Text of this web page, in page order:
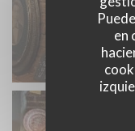
en
Chez